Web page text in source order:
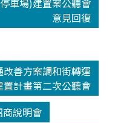
車場)建置案公聽會
意見回復
善方案調和街轉運
計畫第二次公聽會
說明會